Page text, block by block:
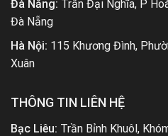
Đà Nẵng: Trần Đại Nghĩa, P
Đà Nẵng
Hà Nội: 115 Khương Đình,
Xuân
THÔNG TIN LIÊN HỆ
Bạc Liêu: Trần Bỉnh Khuôl,